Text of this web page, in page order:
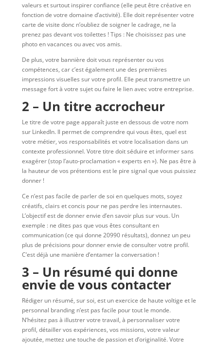
valeurs et surtout inspirer confiance (elle peut être créative en
fonction de votre domaine d’activité). Elle doit représenter votre
carte de visite donc n’oubliez de soigner le cadrage, ne la
prenez pas devant vos toilettes ! Tips : Ne choisissez pas une
photo en vacances ou avec vos amis.
De plus, votre bannière doit vous représenter ou vos
compétences, car c’est également une des premières
impressions visuelles sur votre profil. Elle peut transmettre un
message fort à votre sujet ou faire le lien avec votre entreprise.
2 – Un titre accrocheur
Le titre de votre page apparaît juste en dessous de votre nom
sur LinkedIn. Il permet de comprendre qui vous êtes, quel est
votre métier, vos responsabilités et votre localisation dans un
contexte professionnel. Votre titre doit séduire et informer sans
exagérer (stop l’auto-proclamation « experts en »). Ne pas être à
la hauteur de vos prétentions est le pire signal que vous puissiez
donner !
Ce n’est pas facile de parler de soi en quelques mots, soyez
créatifs, clairs et concis pour ne pas perdre les internautes.
L’objectif est de donner envie d’en savoir plus sur vous. Un
exemple : ne dites pas que vous êtes consultant en
communication (ce qui donne 20990 résultats), donnez un peu
plus de précisions pour donner envie de consulter votre profil.
C’est déjà une manière d’entamer la conversation !
3 – Un résumé qui donne
envie de vous contacter
Rédiger un résumé, sur soi, est un exercice de haute voltige et le
personnal branding n’est pas facile pour tout le monde.
N’hésitez pas à illustrer votre travail, à personnaliser votre
profil, détailler vos expériences, vos missions, votre valeur
ajoutée, mettez une touche de passion et d’originalité. Votre